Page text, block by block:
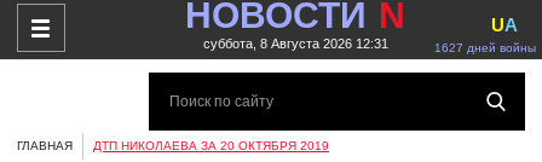
НОВОСТИ N
суббота, 8 Августа 2026 12:31 1627 дней войны
UA
ГЛАВНАЯ ДТП НИКОЛАЕВА ЗА 20 ОКТЯБРЯ 2019